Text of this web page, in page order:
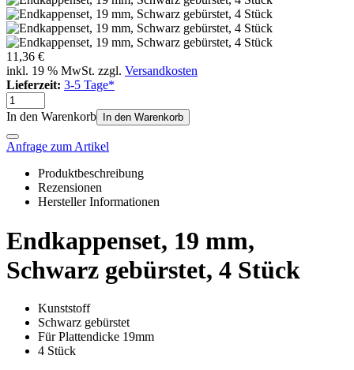
11,36 €
inkl. 19 % MwSt. zzgl. Versandkosten
Lieferzeit: 3-5 Tage*
In den Warenkorb In den Warenkorb
Anfrage zum Artikel
Produktbeschreibung
Rezensionen
Hersteller Informationen
Endkappenset, 19 mm,
Schwarz gebürstet, 4 Stück
Kunststoff
Schwarz gebürstet
Für Plattendicke 19mm
4 Stück